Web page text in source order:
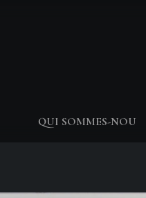
QUI SOMMES-NOU